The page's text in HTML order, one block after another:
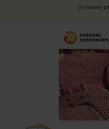
Używamy